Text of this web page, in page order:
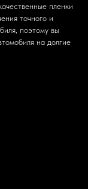
пленки
точного и
поэтому вы
на долгие